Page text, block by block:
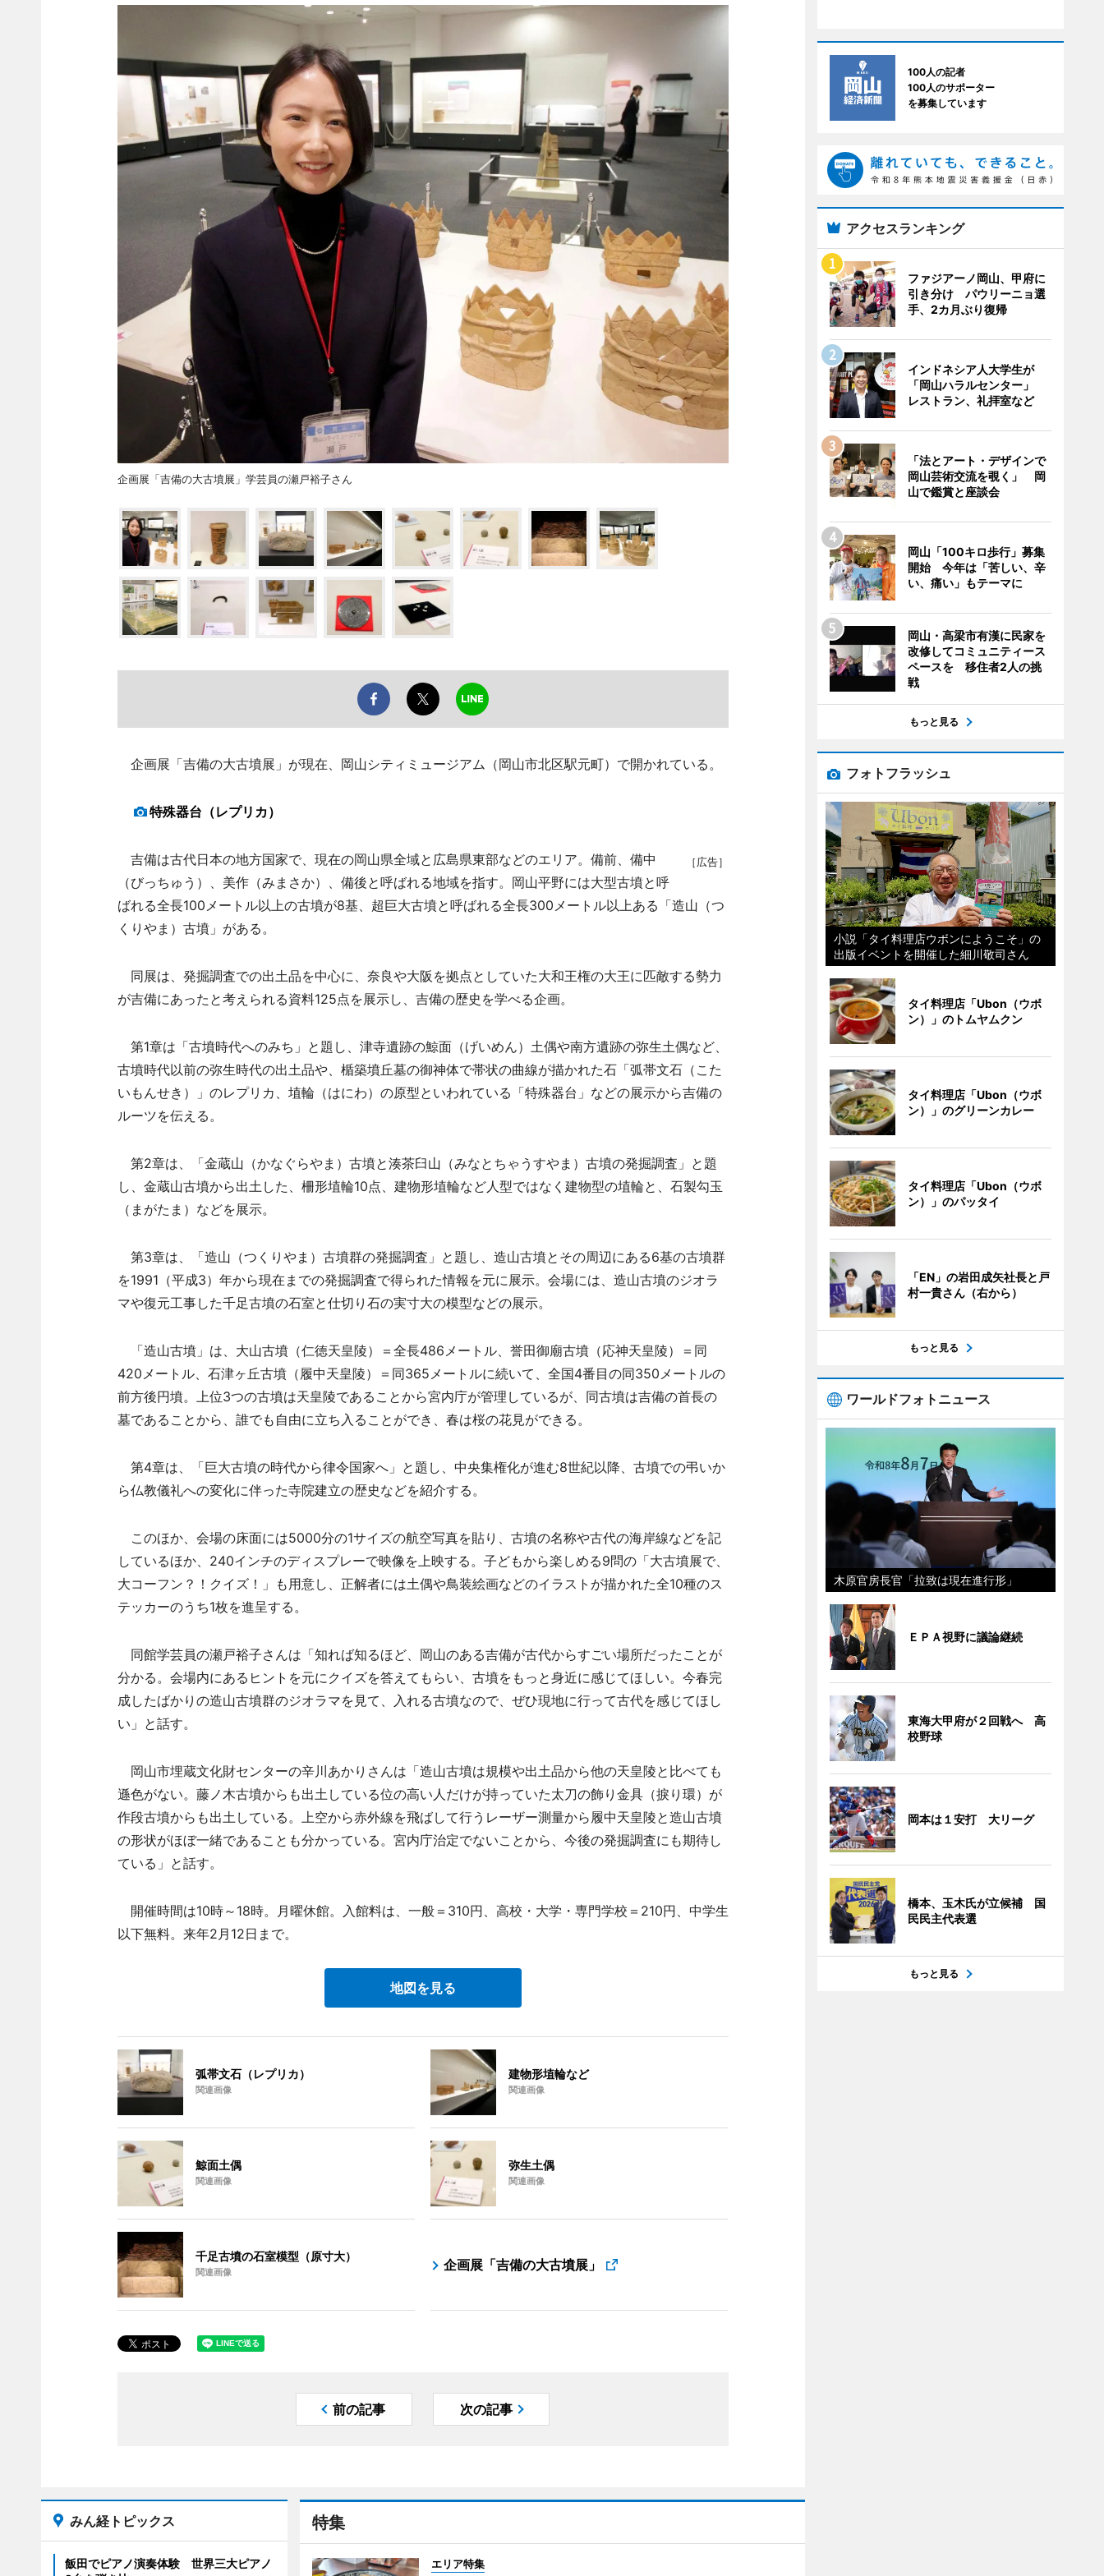
企画展「吉備の大古墳展」学芸員の瀬戸裕子さん
企画展「吉備の大古墳展」が現在、岡山シティミュージアム（岡山市北区駅元町）で開かれている。
特殊器台（レプリカ）
［広告］
吉備は古代日本の地方国家で、現在の岡山県全域と広島県東部などのエリア。備前、備中
（びっちゅう）、美作（みまさか）、備後と呼ばれる地域を指す。岡山平野には大型古墳と呼
ばれる全長100メートル以上の古墳が8基、超巨大古墳と呼ばれる全長300メートル以上ある「造山（つ
くりやま）古墳」がある。
同展は、発掘調査での出土品を中心に、奈良や大阪を拠点としていた大和王権の大王に匹敵する勢力
が吉備にあったと考えられる資料125点を展示し、吉備の歴史を学べる企画。
第1章は「古墳時代へのみち」と題し、津寺遺跡の鯨面（げいめん）土偶や南方遺跡の弥生土偶など、
古墳時代以前の弥生時代の出土品や、楯築墳丘墓の御神体で帯状の曲線が描かれた石「弧帯文石（こた
いもんせき）」のレプリカ、埴輪（はにわ）の原型といわれている「特殊器台」などの展示から吉備の
ルーツを伝える。
第2章は、「金蔵山（かなぐらやま）古墳と湊茶臼山（みなとちゃうすやま）古墳の発掘調査」と題
し、金蔵山古墳から出土した、柵形埴輪10点、建物形埴輪など人型ではなく建物型の埴輪と、石製勾玉
（まがたま）などを展示。
第3章は、「造山（つくりやま）古墳群の発掘調査」と題し、造山古墳とその周辺にある6基の古墳群
を1991（平成3）年から現在までの発掘調査で得られた情報を元に展示。会場には、造山古墳のジオラ
マや復元工事した千足古墳の石室と仕切り石の実寸大の模型などの展示。
「造山古墳」は、大山古墳（仁徳天皇陵）＝全長486メートル、誉田御廟古墳（応神天皇陵）＝同
420メートル、石津ヶ丘古墳（履中天皇陵）＝同365メートルに続いて、全国4番目の同350メートルの
前方後円墳。上位3つの古墳は天皇陵であることから宮内庁が管理しているが、同古墳は吉備の首長の
墓であることから、誰でも自由に立ち入ることができ、春は桜の花見ができる。
第4章は、「巨大古墳の時代から律令国家へ」と題し、中央集権化が進む8世紀以降、古墳での弔いか
ら仏教儀礼への変化に伴った寺院建立の歴史などを紹介する。
このほか、会場の床面には5000分の1サイズの航空写真を貼り、古墳の名称や古代の海岸線などを記
しているほか、240インチのディスプレーで映像を上映する。子どもから楽しめる9問の「大古墳展で、
大コーフン？！クイズ！」も用意し、正解者には土偶や鳥装絵画などのイラストが描かれた全10種のス
テッカーのうち1枚を進呈する。
同館学芸員の瀬戸裕子さんは「知れば知るほど、岡山のある吉備が古代からすごい場所だったことが
分かる。会場内にあるヒントを元にクイズを答えてもらい、古墳をもっと身近に感じてほしい。今春完
成したばかりの造山古墳群のジオラマを見て、入れる古墳なので、ぜひ現地に行って古代を感じてほし
い」と話す。
岡山市埋蔵文化財センターの辛川あかりさんは「造山古墳は規模や出土品から他の天皇陵と比べても
遜色がない。藤ノ木古墳からも出土している位の高い人だけが持っていた太刀の飾り金具（捩り環）が
作段古墳からも出土している。上空から赤外線を飛ばして行うレーザー測量から履中天皇陵と造山古墳
の形状がほぼ一緒であることも分かっている。宮内庁治定でないことから、今後の発掘調査にも期待し
ている」と話す。
開催時間は10時～18時。月曜休館。入館料は、一般＝310円、高校・大学・専門学校＝210円、中学生
以下無料。来年2月12日まで。
地図を見る
弧帯文石（レプリカ）
関連画像
建物形埴輪など
関連画像
鯨面土偶
関連画像
弥生土偶
関連画像
千足古墳の石室模型（原寸大）
関連画像 企画展「吉備の大古墳展」
前の記事 次の記事
特集
エリア特集
みん経トピックス
飯田でピアノ演奏体験 世界三大ピアノ
100人の記者
100人のサポーター
を募集しています
アクセスランキング
ファジアーノ岡山、甲府に
引き分け パウリーニョ選
手、2カ月ぶり復帰
インドネシア人大学生が
「岡山ハラルセンター」
レストラン、礼拝室など
「法とアート・デザインで
岡山芸術交流を覗く」 岡
山で鑑賞と座談会
岡山「100キロ歩行」募集
開始 今年は「苦しい、辛
い、痛い」もテーマに
岡山・高梁市有漢に民家を
改修してコミュニティース
ペースを 移住者2人の挑
戦
もっと見る
フォトフラッシュ
小説「タイ料理店ウボンにようこそ」の
出版イベントを開催した細川敬司さん
タイ料理店「Ubon（ウボ
ン）」のトムヤムクン
タイ料理店「Ubon（ウボ
ン）」のグリーンカレー
タイ料理店「Ubon（ウボ
ン）」のパッタイ
「EN」の岩田成矢社長と戸
村一貴さん（右から）
もっと見る
ワールドフォトニュース
木原官房長官「拉致は現在進行形」
ＥＰＡ視野に議論継続
東海大甲府が２回戦へ 高
校野球
岡本は１安打 大リーグ
橋本、玉木氏が立候補 国
民民主代表選
もっと見る